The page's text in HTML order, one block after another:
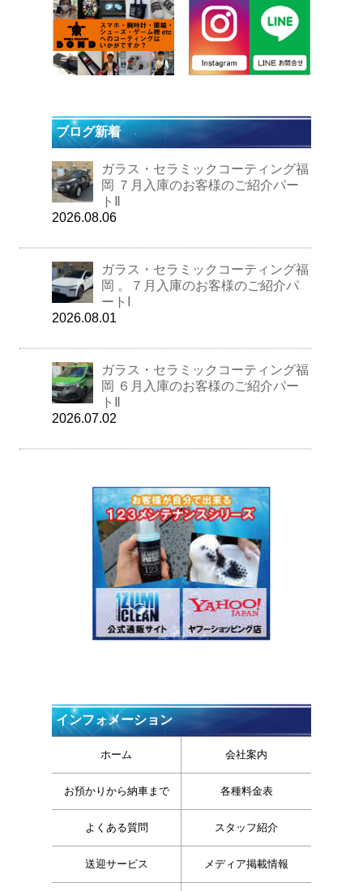
ブログ新着
ガラス・セラミックコーティング福
岡 ７月入庫のお客様のご紹介パー
トⅡ
2026.08.06
ガラス・セラミックコーティング福
岡 。７月入庫のお客様のご紹介パ
ートⅠ
2026.08.01
ガラス・セラミックコーティング福
岡 ６月入庫のお客様のご紹介パー
トⅡ
2026.07.02
インフォメーション
ホーム 会社案内
お預かりから納車まで 各種料金表
よくある質問 スタッフ紹介
送迎サービス メディア掲載情報